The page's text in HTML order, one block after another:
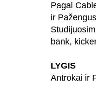
Pagal
ir
bank,
LYGIS
Antrokai ir